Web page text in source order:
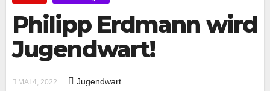
Philipp Erdmann wird
Jugendwart!
MAI 4, 2022 Jugendwart